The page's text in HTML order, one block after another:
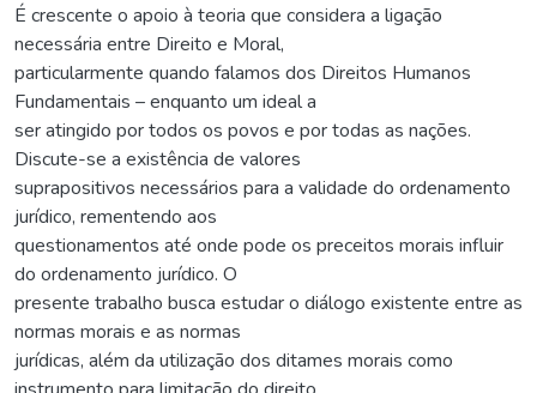
É crescente o apoio à teoria que considera a ligação
necessária entre Direito e Moral,
particularmente quando falamos dos Direitos Humanos
Fundamentais – enquanto um ideal a
ser atingido por todos os povos e por todas as nações.
Discute-se a existência de valores
suprapositivos necessários para a validade do ordenamento
jurídico, rementendo aos
questionamentos até onde pode os preceitos morais influir
do ordenamento jurídico. O
presente trabalho busca estudar o diálogo existente entre as
normas morais e as normas
jurídicas, além da utilização dos ditames morais como